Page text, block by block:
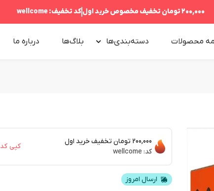
200,000 تومان تخفیف مخصوص خرید اولکد تخفیف:wellcome
محصولات دسته‌بندی‌ها بلاگ‌ها درباره‌ ما
200,000 تومان
تخفیف خرید اول
کد: wellcome
کپی کد
ارسال امروز